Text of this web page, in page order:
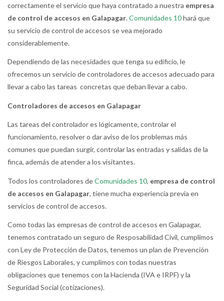
correctamente el servicio que haya contratado a nuestra empresa
de control de accesos en Galapagar.Comunidades 10hará que
su servicio de control de accesos se vea mejorado
considerablemente.
Dependiendo de las necesidades que tenga su edificio, le
ofrecemos un servicio de controladores de accesos adecuado para
llevar a cabo las tareas concretas que deban llevar a cabo.
Controladores de accesos en Galapagar
Las tareas del controlador es lógicamente, controlar el
funcionamiento, resolver o dar aviso de los problemas más
comunes que puedan surgir, controlar las entradas y salidas de la
finca, además de atender a los visitantes.
Todos los controladores deComunidades 10, empresa de control
de accesos en Galapagar, tiene mucha experiencia previa en
servicios de control de accesos.
Como todas las empresas de control de accesos en Galapagar,
tenemos contratado un seguro de Resposabilidad Civil, cumplimos
con Ley de Protección de Datos, tenemos un plan de Prevención
de Riesgos Laborales, y cumplimos con todas nuestras
obligaciones que tenemos con la Hacienda (IVA e IRPF) y la
Seguridad Social (cotizaciones).